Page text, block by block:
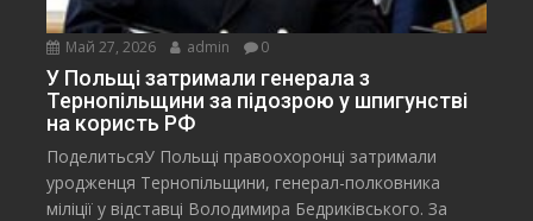
Май 27, 2026 admin 0
У Польщі затримали генерала з
Тернопільщини за підозрою у шпигунстві
на користь РФ
ПоделитьсяУ Польщі правоохоронці затримали
уродженця Тернопільщини, генерал-полковника
міліції у відставці Володимира Бедриківського. За